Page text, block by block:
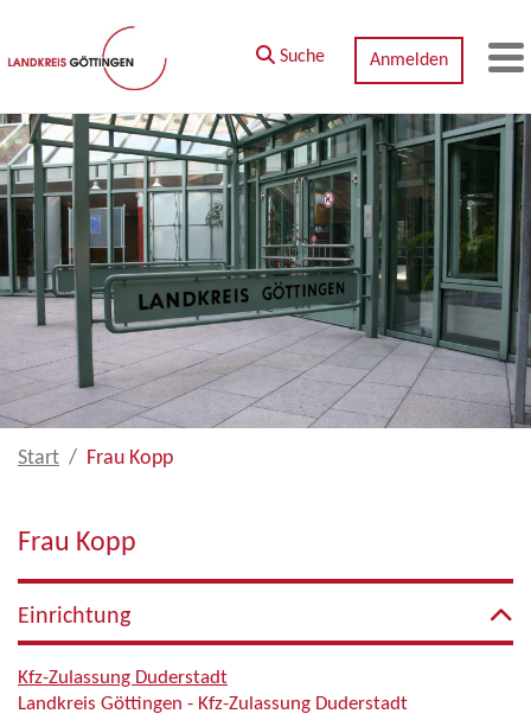
Zum Hauptinhalt springen
Suche Anmelden
Start Frau Kopp
Frau Kopp
Einrichtung
Kfz-Zulassung Duderstadt
Landkreis Göttingen - Kfz-Zulassung Duderstadt